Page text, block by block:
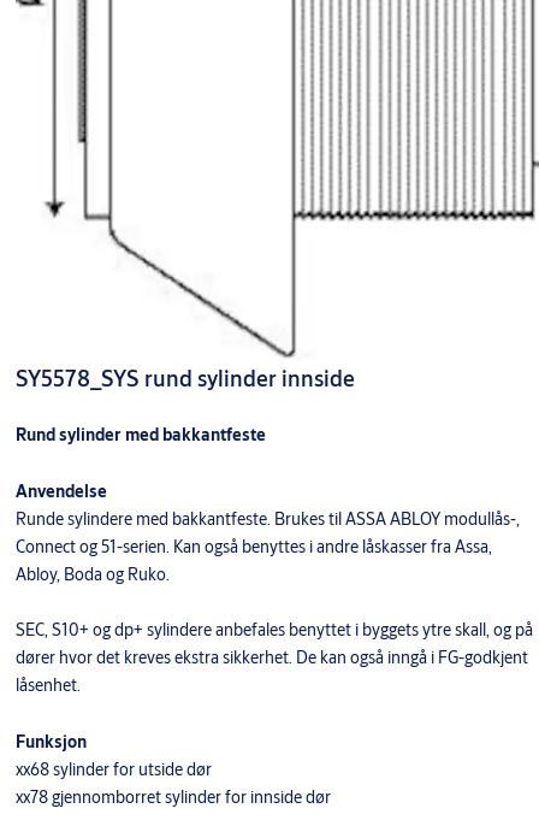
SY5578_SYS rund sylinder innside
Rund sylinder med bakkantfeste
Anvendelse
Runde sylindere med bakkantfeste. Brukes til ASSA ABLOY modullås-,
Connect og 51-serien. Kan også benyttes i andre låskasser fra Assa,
Abloy, Boda og Ruko.
SEC, S10+ og dp+ sylindere anbefales benyttet i byggets ytre skall, og på
dører hvor det kreves ekstra sikkerhet. De kan også inngå i FG-godkjent
låsenhet.
Funksjon
xx68 sylinder for utside dør
xx78 gjennomborret sylinder for innside dør